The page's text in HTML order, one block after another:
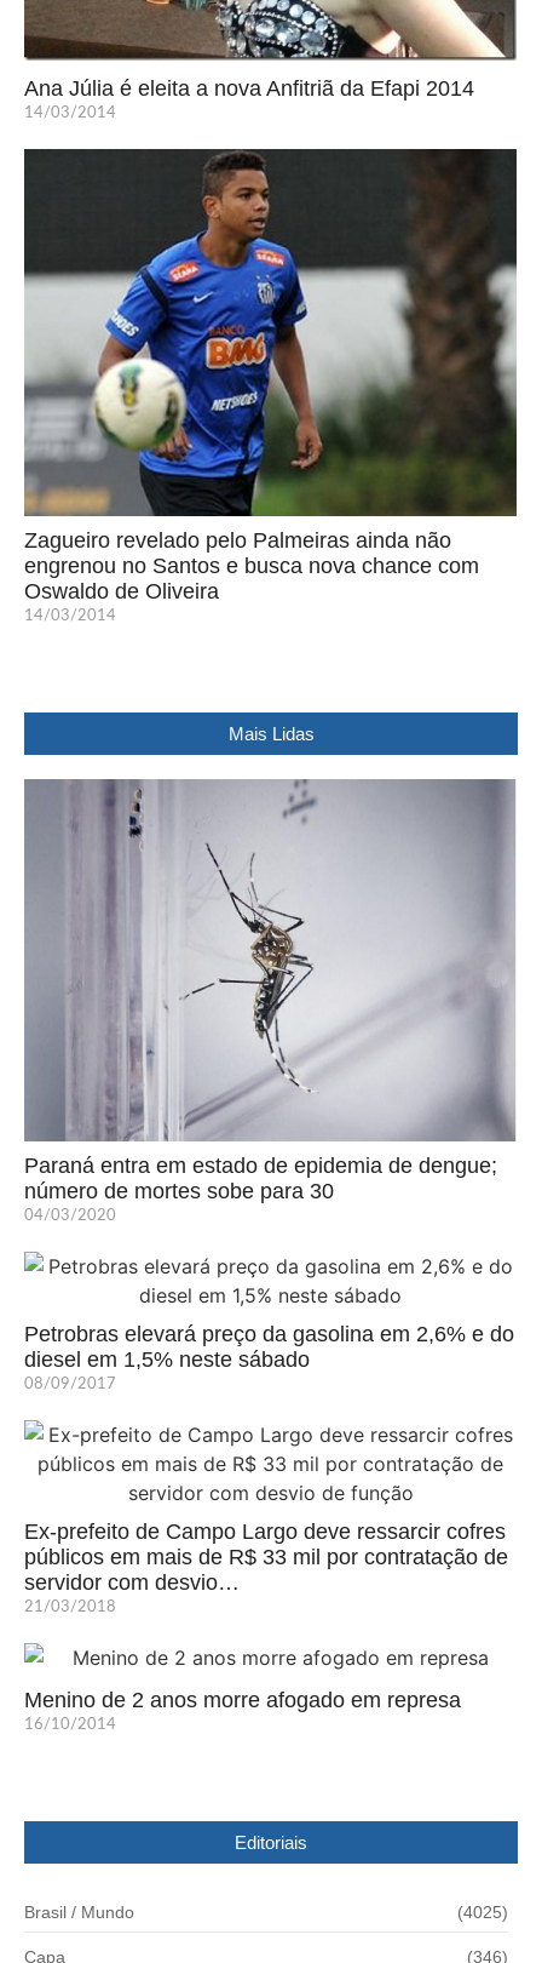
Ana Júlia é eleita a nova Anfitriã da Efapi 2014
14/03/2014
Zagueiro revelado pelo Palmeiras ainda não
engrenou no Santos e busca nova chance com
Oswaldo de Oliveira
14/03/2014
Mais Lidas
Paraná entra em estado de epidemia de dengue;
número de mortes sobe para 30
04/03/2020
Petrobras elevará preço da gasolina em 2,6% e do
diesel em 1,5% neste sábado
08/09/2017
Ex-prefeito de Campo Largo deve ressarcir cofres
públicos em mais de R$ 33 mil por contratação de
servidor com desvio…
21/03/2018
Menino de 2 anos morre afogado em represa
16/10/2014
Editoriais
Brasil / Mundo (4025)
Capa (346)